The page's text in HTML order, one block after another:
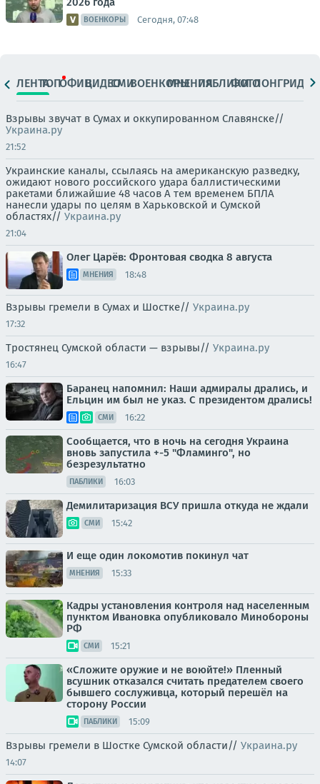
ВОЕНКОРЫ Сегодня, 07:48
ЛЕНТАТОПОФИЦ.ВИДЕОСМИВОЕНКОРЫМНЕНИЯПАБЛИКИ
ФОТОЛОНГРИДЫ
Взрывы звучат в Сумах и оккупированном Славянске//
Украина.ру
21:52
Украинские каналы, ссылаясь на американскую разведку,
ожидают нового российского удара баллистическими
ракетами ближайшие 48 часов А тем временем БПЛА
нанесли удары по целям в Харьковской и Сумской
областях// Украина.ру
21:04
Олег Царёв: Фронтовая сводка 8 августа
МНЕНИЯ 18:48
Взрывы гремели в Сумах и Шостке// Украина.ру
17:32
Тростянец Сумской области — взрывы// Украина.ру
16:47
Баранец напомнил: Наши адмиралы дрались, и
Ельцин им был не указ. С президентом дрались!
СМИ 16:22
Сообщается, что в ночь на сегодня Украина
вновь запустила +-5 "Фламинго", но
безрезультатно
ПАБЛИКИ 16:03
Демилитаризация ВСУ пришла откуда не ждали
СМИ 15:42
И еще один локомотив покинул чат
МНЕНИЯ 15:33
Кадры установления контроля над населенным
пунктом Ивановка опубликовало Минобороны
РФ
СМИ 15:21
«Сложите оружие и не воюйте!» Пленный
всушник отказался считать предателем своего
бывшего сослуживца, который перешёл на
сторону России
ПАБЛИКИ 15:09
Взрывы гремели в Шостке Сумской области// Украина.ру
14:07